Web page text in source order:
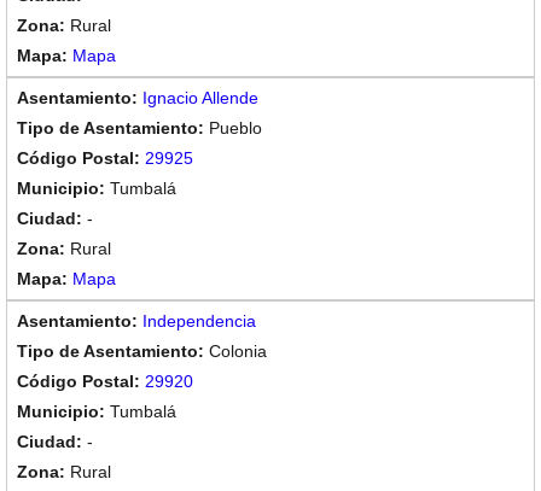
Rural
Mapa
Ignacio Allende
Pueblo
29925
Tumbalá
-
Rural
Mapa
Independencia
Colonia
29920
Tumbalá
-
Rural